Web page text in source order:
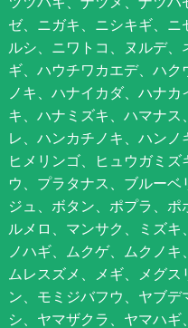
ゼ、ニガキ、ニシキギ、
ルシ、ニワトコ、ヌルデ
ギ、ハウチワカエデ、ハ
ノキ、ハナイカダ、ハナ
キ、ハナミズキ、ハマナ
レ、ハンカチノキ、ハンノ
ヒメリンゴ、ヒュウガミ
ウ、プラタナス、ブルー
ジュ、ボタン、ポプラ、
ルメロ、マンサク、ミズ
ノハギ、ムクゲ、ムクノキ
ムレスズメ、メギ、メグ
ン、モミジバフウ、ヤブ
シ、ヤマザクラ、ヤマハ